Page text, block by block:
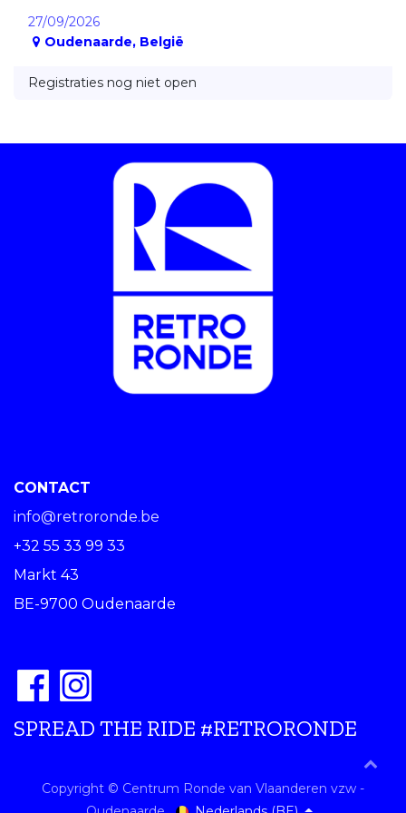
27/09/2026
Oudenaarde, België
Registraties nog niet open
CONTACT
info@retroronde.be
+32 55 33 99 33
Markt 43
BE-9700 Oudenaarde
SPREAD THE RIDE #RETRORONDE
Copyright © Centrum Ronde van Vlaanderen vzw -